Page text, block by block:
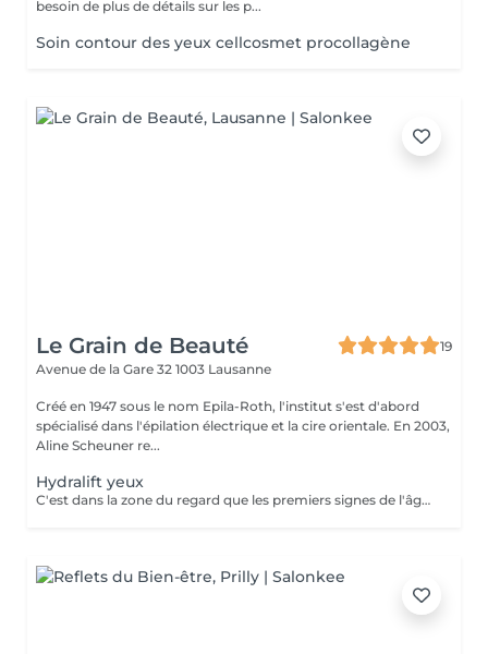
besoin de plus de détails sur les p...
Soin contour des yeux cellcosmet procollagène
Le Grain de Beauté
19
Avenue de la Gare 32 1003 Lausanne
Créé en 1947 sous le nom Epila-Roth, l'institut s'est d'abord
spécialisé dans l'épilation électrique et la cire orientale. En 2003,
Aline Scheuner re...
Hydralift yeux
C'est dans la zone du regard que les premiers signes de l'âge et de fatigue apparaissent. Le Soin lifting des yeux , spécialement conçu pour réduire les rides, poches et cernes . Il lisse le contour des yeux et ravive le regard